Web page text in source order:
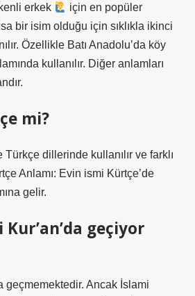
erkek
için en popüler
bir isim olduğu için sıklıkla ikinci
Özellikle Batı Anadolu’da köy
kullanılır. Diğer anlamları
mi?
dillerinde kullanılır ve farklı
Anlamı: Evin ismi Kürtçe’de
gelir.
geçiyor
geçmemektedir. Ancak İslami